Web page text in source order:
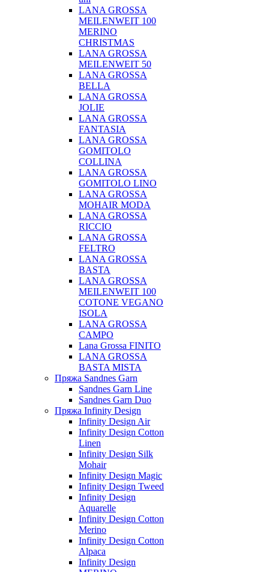
LANA GROSSA
MEILENWEIT 100
MERINO
CHRISTMAS
LANA GROSSA
MEILENWEIT 50
LANA GROSSA
BELLA
LANA GROSSA
JOLIE
LANA GROSSA
FANTASIA
LANA GROSSA
GOMITOLO
COLLINA
LANA GROSSA
GOMITOLO LINO
LANA GROSSA
MOHAIR MODA
LANA GROSSA
RICCIO
LANA GROSSA
FELTRO
LANA GROSSA
BASTA
LANA GROSSA
MEILENWEIT 100
COTONE VEGANO
ISOLA
LANA GROSSA
CAMPO
Lana Grossa FINITO
LANA GROSSA
BASTA MISTA
Пряжа Sandnes Garn
Sandnes Garn Line
Sandnes Garn Duo
Пряжа Infinity Design
Infinity Design Air
Infinity Design Cotton
Linen
Infinity Design Silk
Mohair
Infinity Design Magic
Infinity Design Tweed
Infinity Design
Aquarelle
Infinity Design Cotton
Merino
Infinity Design Cotton
Alpaca
Infinity Design